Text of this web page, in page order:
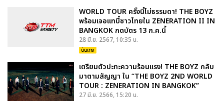
WORLD TOUR ครั้งนี้ไม่ธรรมดา! THE BOYZ
พร้อมเจอแทบี๋ชาวไทยใน ZENERATION II IN
BANGKOK กดบัตร 13 ก.ค.นี้
28 มิ.ย. 2567, 10:35 น.
บันเทิง
เตรียมตัวปะทะความร้อนแรง! THE BOYZ กลับ
มาตามสัญญา ใน “THE BOYZ 2ND WORLD
TOUR : ZENERATION IN BANGKOK”
27 มิ.ย. 2566, 15:20 น.